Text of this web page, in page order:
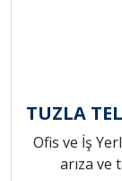
TUZLA
Ofis ve İş
arıza